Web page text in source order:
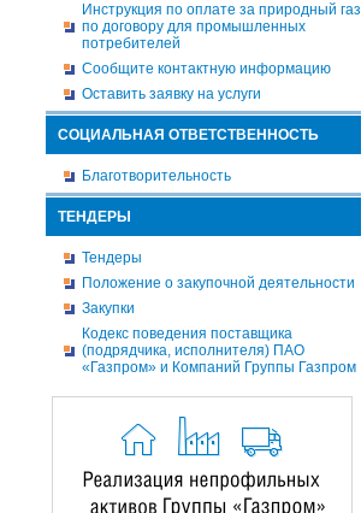
Инструкция по оплате за природный газ
по договору для промышленных
потребителей
Сообщите контактную информацию
Оставить заявку на услуги
СОЦИАЛЬНАЯ ОТВЕТСТВЕННОСТЬ
Благотворительность
ТЕНДЕРЫ
Тендеры
Положение о закупочной деятельности
Закупки
Кодекс поведения поставщика
(подрядчика, исполнителя) ПАО
«Газпром» и Компаний Группы Газпром